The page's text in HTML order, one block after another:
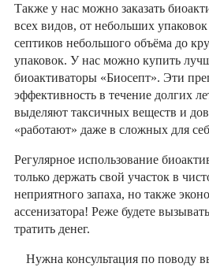
Также у нас можно заказать
всех видов, от небольших упаковок
септиков небольшого объёма до
упаковок. У нас можно купить
биоактиваторы «Биосепт». Эти
эффективность в течение долгих
выделяют таксичных веществ и
«работают» даже в сложных для
Регулярное использование
только держать свой участок в
неприятного запаха, но также
ассенизатора! Реже будете
тратить денег.
Нужна консультация по поводу